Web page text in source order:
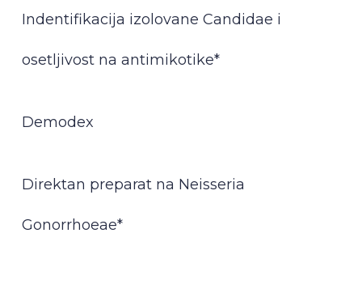
Indentifikacija izolovane Candidae i
osetljivost na antimikotike*
Demodex
Direktan preparat na Neisseria
Gonorrhoeae*